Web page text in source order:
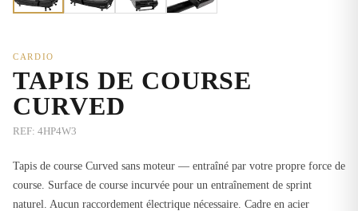
CARDIO
TAPIS DE COURSE
CURVED
REF: 4HP4W3
Tapis de course Curved sans moteur — entraîné par votre propre force de
course. Surface de course incurvée pour un entraînement de sprint
naturel. Aucun raccordement électrique nécessaire. Cadre en acier